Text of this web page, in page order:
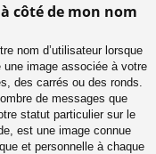
côté de mon nom
nom d’utilisateur lorsque
image associée à votre
des carrés ou des ronds.
de messages que
statut particulier sur le
est une image connue
et personnelle à chaque